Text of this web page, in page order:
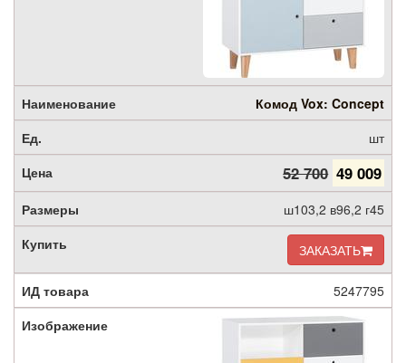
Комод Vox: Concept
шт
52 700 49 009
ш103,2 в96,2 г45
ЗАКАЗАТЬ
5247795